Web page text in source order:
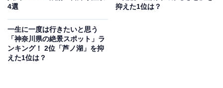
文化施設も隣接しており、散策だけで1日楽しめる公園
開園時間
24時間開放（フランス山は夜間閉鎖あり）
4選
抑えた1位は？
一生に一度は行きたいと思う
「神奈川県の絶景スポット」ラ
ンキング！ 2位「芦ノ湖」を抑
えた1位は？